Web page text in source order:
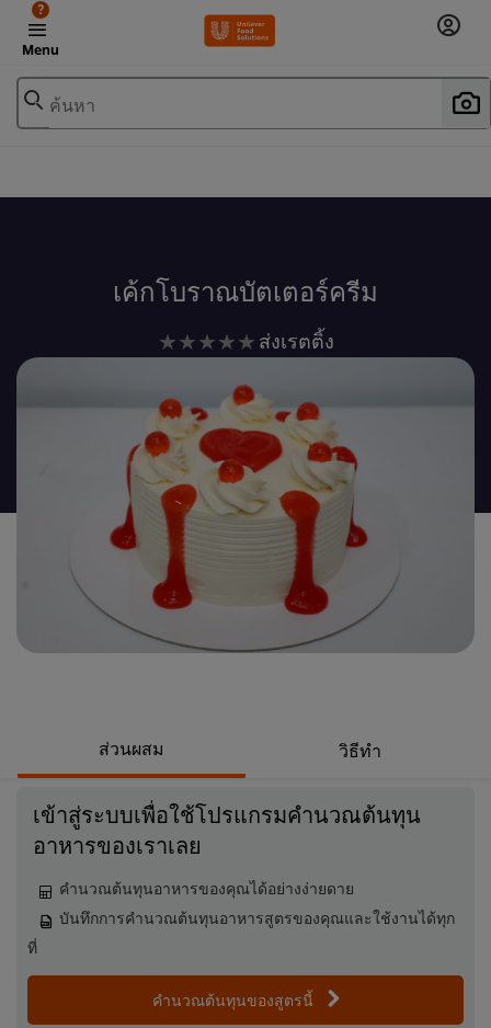
Menu
?
ค้นหา
เค้กโบราณบัตเตอร์ครีม
ไม่มี
การ
ให้
คะแนน
สำหรับ
recipe
นี้
ส่งเรตติ้ง
ส่วนผสม วิธีทำ
เข้าสู่ระบบเพื่อใช้โปรแกรมคำนวณต้นทุน
อาหารของเราเลย
คำนวณต้นทุนอาหารของคุณได้อย่างง่ายดาย
บันทึกการคำนวณต้นทุนอาหารสูตรของคุณและใช้งานได้ทุก
ที่
คำนวณต้นทุนของสูตรนี้